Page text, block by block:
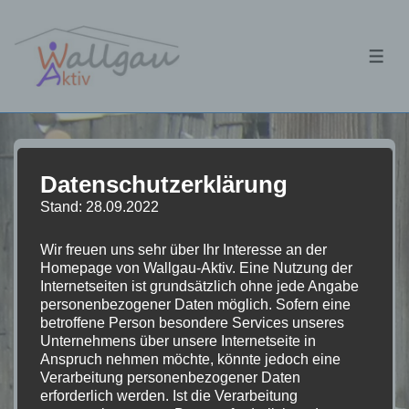
Zum
Tourismusverein
Tourismus in Wallgau zu fördern.
Werde auch Du Mitglied, und unterstütze uns
hierbei!
Datenschutzerklärung
Stand: 28.09.2022
Wir freuen uns sehr über Ihr Interesse an der
Homepage von Wallgau-Aktiv. Eine Nutzung der
Internetseiten ist grundsätzlich ohne jede Angabe
personenbezogener Daten möglich. Sofern eine
betroffene Person besondere Services unseres
Unternehmens über unsere Internetseite in
Anspruch nehmen möchte, könnte jedoch eine
Verarbeitung personenbezogener Daten
erforderlich werden. Ist die Verarbeitung